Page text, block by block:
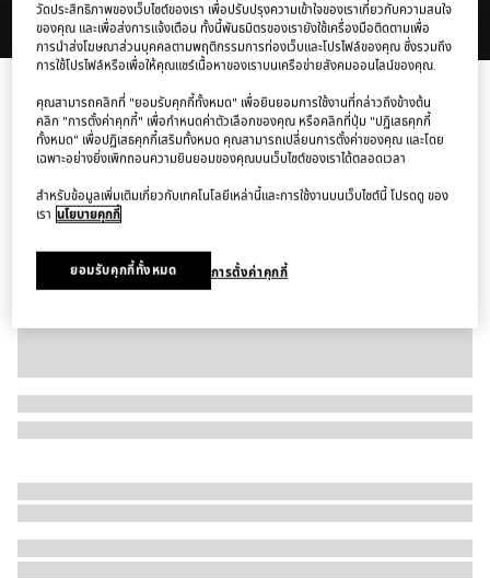
/11
กระเป๋า Dionysus medium shoulder bag
฿109,000
ตัวแปรผ้าแคนวาส GG สีทรายและสีน้ำตาล
วัดประสิทธิภาพของเว็บไซต์ของเรา เพื่อปรับปรุงความเข้าใจของเราเกี่ยวกับความสนใจ
ของคุณ และเพื่อส่งการแจ้งเตือน ทั้งนี้พันธมิตรของเรายังใช้เครื่องมือติดตามเพื่อ
การนำส่งโฆษณาส่วนบุคคลตามพฤติกรรมการท่องเว็บและโปรไฟล์ของคุณ ซึ่งรวมถึง
การใช้โปรไฟล์หรือเพื่อให้คุณแชร์เนื้อหาของเราบนเครือข่ายสังคมออนไลน์ของคุณ.
คุณสามารถคลิกที่ "ยอมรับคุกกี้ทั้งหมด" เพื่อยินยอมการใช้งานที่กล่าวถึงข้างต้น
คลิก "การตั้งค่าคุกกี้" เพื่อกำหนดค่าตัวเลือกของคุณ หรือคลิกที่ปุ่ม "ปฏิเสธคุกกี้
ทั้งหมด" เพื่อปฏิเสธคุกกี้เสริมทั้งหมด คุณสามารถเปลี่ยนการตั้งค่าของคุณ และโดย
เฉพาะอย่างยิ่งเพิกถอนความยินยอมของคุณบนเว็บไซต์ของเราได้ตลอดเวลา
สำหรับข้อมูลเพิ่มเติมเกี่ยวกับเทคโนโลยีเหล่านี้และการใช้งานบนเว็บไซต์นี้ โปรดดู ของ
เรา นโยบายคุกกี้
การตั้งค่าคุกกี้
ยอมรับคุกกี้ทั้งหมด